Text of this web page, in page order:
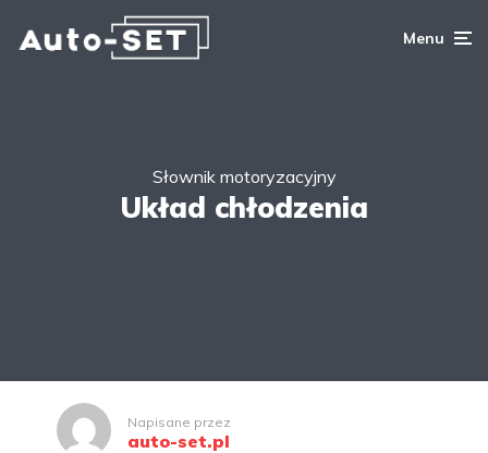
Menu
Słownik motoryzacyjny
Układ chłodzenia
Napisane przez
auto-set.pl